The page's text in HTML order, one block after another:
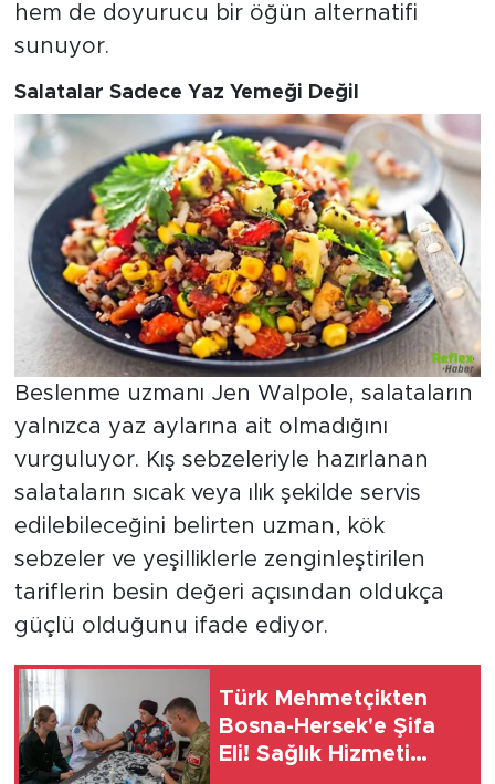
hem de doyurucu bir öğün alternatifi
sunuyor.
Salatalar Sadece Yaz Yemeği Değil
Beslenme uzmanı Jen Walpole, salataların
yalnızca yaz aylarına ait olmadığını
vurguluyor. Kış sebzeleriyle hazırlanan
salataların sıcak veya ılık şekilde servis
edilebileceğini belirten uzman, kök
sebzeler ve yeşilliklerle zenginleştirilen
tariflerin besin değeri açısından oldukça
güçlü olduğunu ifade ediyor.
Türk Mehmetçikten
Bosna-Hersek'e Şifa
Eli! Sağlık Hizmeti